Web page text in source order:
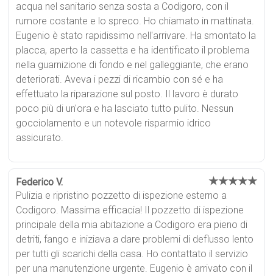
acqua nel sanitario senza sosta a Codigoro, con il
rumore costante e lo spreco. Ho chiamato in mattinata.
Eugenio è stato rapidissimo nell'arrivare. Ha smontato la
placca, aperto la cassetta e ha identificato il problema
nella guarnizione di fondo e nel galleggiante, che erano
deteriorati. Aveva i pezzi di ricambio con sé e ha
effettuato la riparazione sul posto. Il lavoro è durato
poco più di un'ora e ha lasciato tutto pulito. Nessun
gocciolamento e un notevole risparmio idrico
assicurato.
Federico V. ★★★★★
Pulizia e ripristino pozzetto di ispezione esterno a
Codigoro. Massima efficacia! Il pozzetto di ispezione
principale della mia abitazione a Codigoro era pieno di
detriti, fango e iniziava a dare problemi di deflusso lento
per tutti gli scarichi della casa. Ho contattato il servizio
per una manutenzione urgente. Eugenio è arrivato con il